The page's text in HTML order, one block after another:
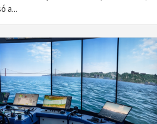
a...